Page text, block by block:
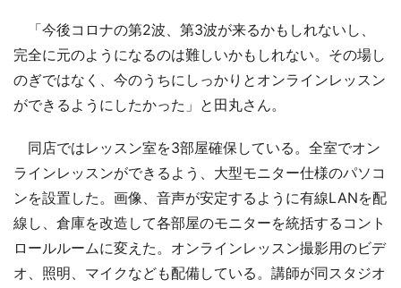
「今後コロナの第2波、第3波が来るかもしれないし、
完全に元のようになるのは難しいかもしれない。その場し
のぎではなく、今のうちにしっかりとオンラインレッスン
ができるようにしたかった」と田丸さん。
同店ではレッスン室を3部屋確保している。全室でオン
ラインレッスンができるよう、大型モニター仕様のパソコ
ンを設置した。画像、音声が安定するように有線LANを配
線し、倉庫を改造して各部屋のモニターを統括するコント
ロールルームに変えた。オンラインレッスン撮影用のビデ
オ、照明、マイクなども配備している。講師が同スタジオ